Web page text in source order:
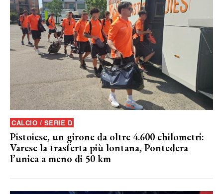
CALCIO / SERIE D
Pistoiese, un girone da oltre 4.600 chilometri:
Varese la trasferta più lontana, Pontedera
l’unica a meno di 50 km